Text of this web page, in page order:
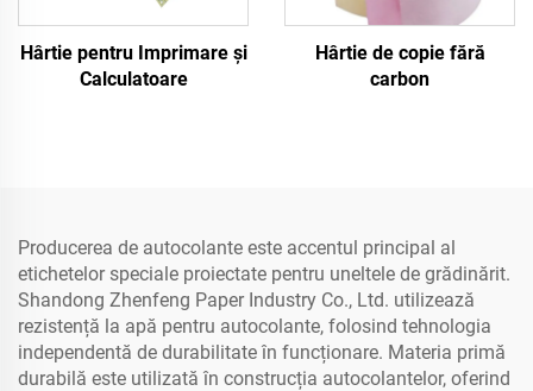
Hârtie pentru Imprimare și
Calculatoare
Hârtie de copie fără
carbon
Producerea de autocolante este accentul principal al
etichetelor speciale proiectate pentru uneltele de grădinărit.
Shandong Zhenfeng Paper Industry Co., Ltd. utilizează
rezistență la apă pentru autocolante, folosind tehnologia
independentă de durabilitate în funcționare. Materia primă
durabilă este utilizată în construcția autocolantelor, oferind